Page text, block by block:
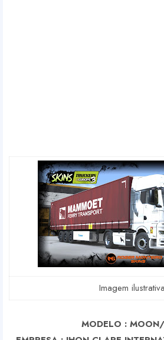
Imagem ilustrativa
MODELO :